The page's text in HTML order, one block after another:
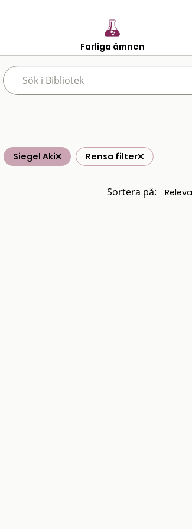
Farliga ämnen
Siegel Aki Rensa filter
Sortera på: